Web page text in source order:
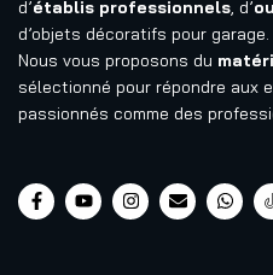
d’établis professionnels , d’
d’objets décoratifs pour garage.
Nous vous proposons du
sélectionné pour répondre aux
passionnés comme des